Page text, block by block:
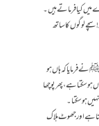
میں کیا فرماتے ہیں۔
لوگوں کا ساتھ
نے فرمایا کہ ہاں ہو
سکتا ہے، پھر پوچھا
ہو سکتا۔
ہے اور جھوٹ ہلاک